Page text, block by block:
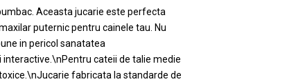
Aceasta jucarie este perfecta
puternic pentru cainele tau. Nu
in pericol sanatatea
cateii de talie medie
fabricata la standarde de